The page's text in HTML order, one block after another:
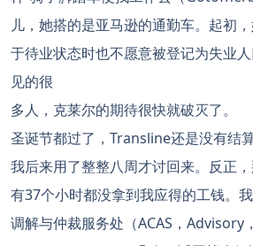
儿，她搭的是亚马逊的通勤车。起初
于待业状态时也不愿意被登记为失业
见的很
多人，克莱尔的期待很快就破灭了。
圣诞节都过了，Transline还是没有结
我后来用了整整八周才讨回来。反正
有37个小时都没拿到我应得的工钱。我
调解与仲裁服务处（ACAS，